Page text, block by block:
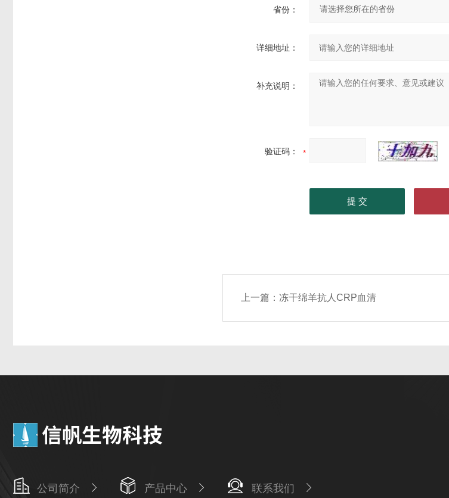
省份：
详细地址：
补充说明：
验证码：
上一篇： 冻干绵羊抗人CRP血清
公司简介 产品中心 联系我们